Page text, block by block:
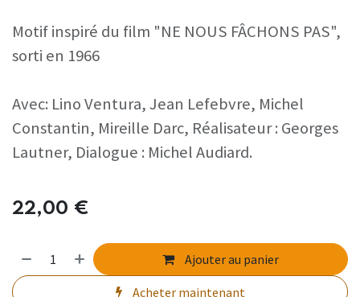
Motif inspiré du film "NE NOUS FÂCHONS PAS",
sorti en 1966
Avec: Lino Ventura, Jean Lefebvre, Michel
Constantin, Mireille Darc, Réalisateur : Georges
Lautner, Dialogue : Michel Audiard.
22,00 €
Ajouter au panier
Acheter maintenant